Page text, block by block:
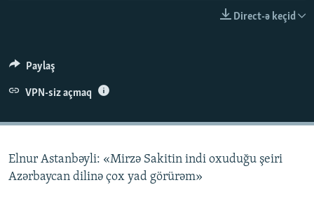
İZ - MƏDƏNIYYƏT PROQRAMI
MATERIALLARIMIZDAN ISTIFADƏ
AZADLIQRADIOSU MOBIL TELEFONUNUZDA
RFE/RL-in bütün saytları
Direct-ə keçid
Paylaş
VPN-siz açmaq
Elnur Astanbəyli: «Mirzə Sakitin indi oxuduğu şeiri
Azərbaycan dilinə çox yad görürəm»